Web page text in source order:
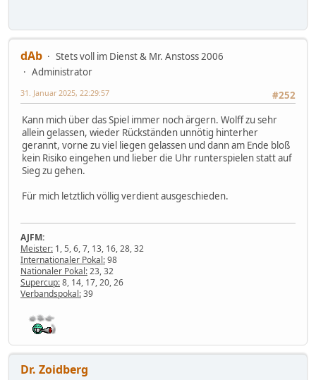
dAb
Stets voll im Dienst & Mr. Anstoss 2006
Administrator
#252
31. Januar 2025, 22:29:57
Kann mich über das Spiel immer noch ärgern. Wolff zu sehr
allein gelassen, wieder Rückständen unnötig hinterher
gerannt, vorne zu viel liegen gelassen und dann am Ende bloß
kein Risiko eingehen und lieber die Uhr runterspielen statt auf
Sieg zu gehen.
Für mich letztlich völlig verdient ausgeschieden.
AJFM:
Meister: 1, 5, 6, 7, 13, 16, 28, 32
Internationaler Pokal:98
Nationaler Pokal:23, 32
Supercup:8, 14, 17, 20, 26
Verbandspokal:39
Dr. Zoidberg